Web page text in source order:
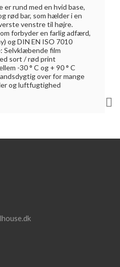
er rund med en hvid base,
rød bar, som hælder i en
venstre til højre.
forbyder en farlig adfærd,
og DIN EN ISO 7010
Selvklæbende film
sort / rød print
-30 ° C og + 90 ° C
over for mange
og luftfugtighed
